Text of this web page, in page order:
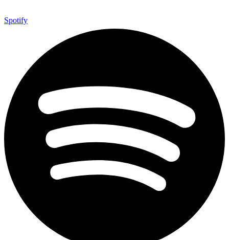
Spotify